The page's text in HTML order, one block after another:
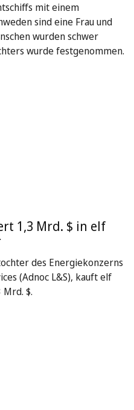
mit einem
sind eine Frau und
wurden schwer
wurde festgenommen.
1,3 Mrd. $ in elf
des Energiekonzerns
(Adnoc L&S), kauft elf
$.